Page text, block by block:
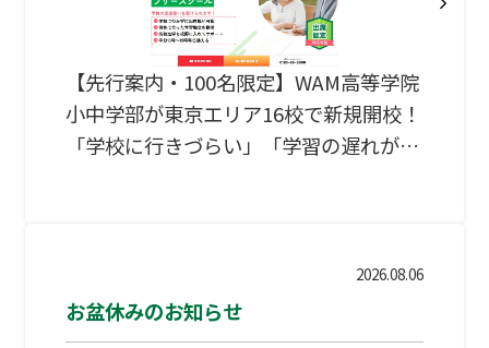
【先行案内・100名限定】WAM高等学院
小中学部が東京エリア16校で新規開校！
「学校に行きづらい」「学習の遅れが心
能。まずはプレエントリーで、相談の優
先枠を確保しませんか？
2026.08.06
お盆休みのお知らせ